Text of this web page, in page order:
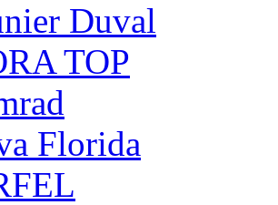
Duval
TOP
Florida